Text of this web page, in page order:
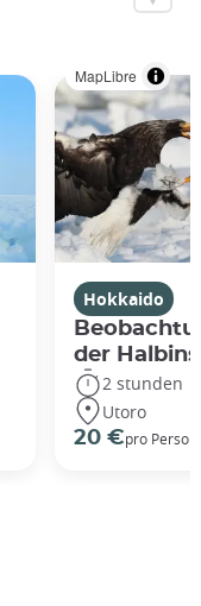
MapLibre
Hokkaido
der
2 stunden
Utoro
20 €pro Person